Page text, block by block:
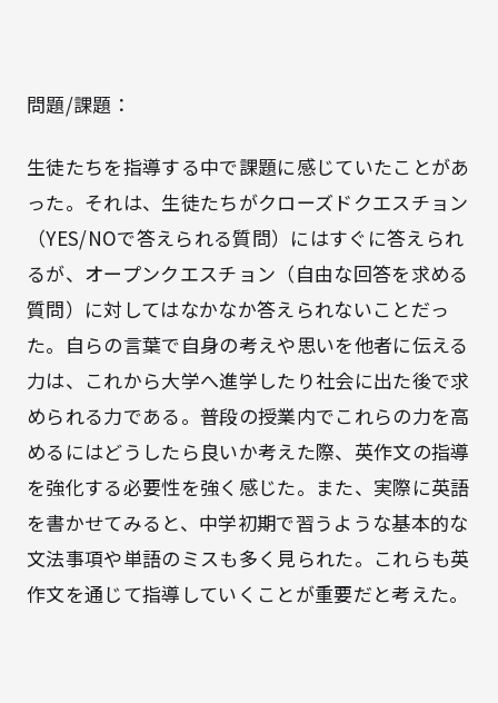
問題/課題：
生徒たちを指導する中で課題に感じていたことがあ
った。それは、生徒たちがクローズドクエスチョン
（YES/NOで答えられる質問）にはすぐに答えられ
るが、オープンクエスチョン（自由な回答を求める
質問）に対してはなかなか答えられないことだっ
た。自らの言葉で自身の考えや思いを他者に伝える
力は、これから大学へ進学したり社会に出た後で求
められる力である。普段の授業内でこれらの力を高
めるにはどうしたら良いか考えた際、英作文の指導
を強化する必要性を強く感じた。また、実際に英語
を書かせてみると、中学初期で習うような基本的な
文法事項や単語のミスも多く見られた。これらも英
作文を通じて指導していくことが重要だと考えた。